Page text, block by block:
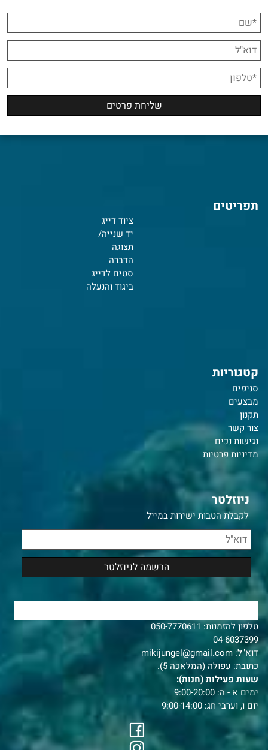
תפריטים
ציוד דייג
יד שנייה/
תצוגה
הדברה
סטים לדייג
ביגוד והנעלה
קטגוריות
סניפים
מבצעים
תקנון
צור קשר
נגישות נכים
מדיניות פרטיות
ניוזלטר
לקבלת הטבות ישירות במייל
טלפון להזמנות:050-7770611
04-6037399
דוא"ל: mikijungel@gmail.com
כתובת: עפולה (המלאכה 5).
שעות פעילות (חנות):
ימים א - ה: 9:00-20:00
יום ו, וערבי חג: 9:00-14:00